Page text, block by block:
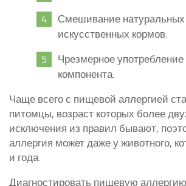
Смешивание натуральных
искусственных кормов.
Чрезмерное употребление
компонента.
Чаще всего с пищевой аллергией
питомцы, возраст которых более
исключения из правил бывают,
аллергия может даже у животного,
и года.
Диагностировать пищевую